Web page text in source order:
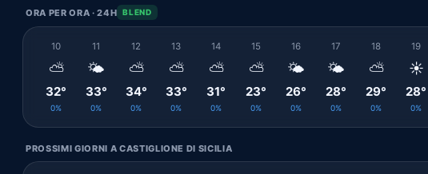
ORA PER ORA · 24H BLEND
10
⛅
32°
0%
11
🌤️
33°
0%
12
⛅
34°
0%
13
⛅
33°
0%
14
⛅
31°
0%
15
⛅
23°
0%
16
🌤️
26°
0%
17
🌤️
28°
0%
18
⛅
29°
0%
19
☀️
28°
0%
PROSSIMI GIORNI A CASTIGLIONE DI SICILIA